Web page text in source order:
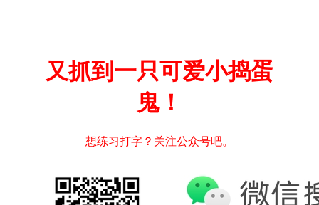
又抓到一只可爱小捣蛋
鬼！
想练习打字？关注公众号吧。